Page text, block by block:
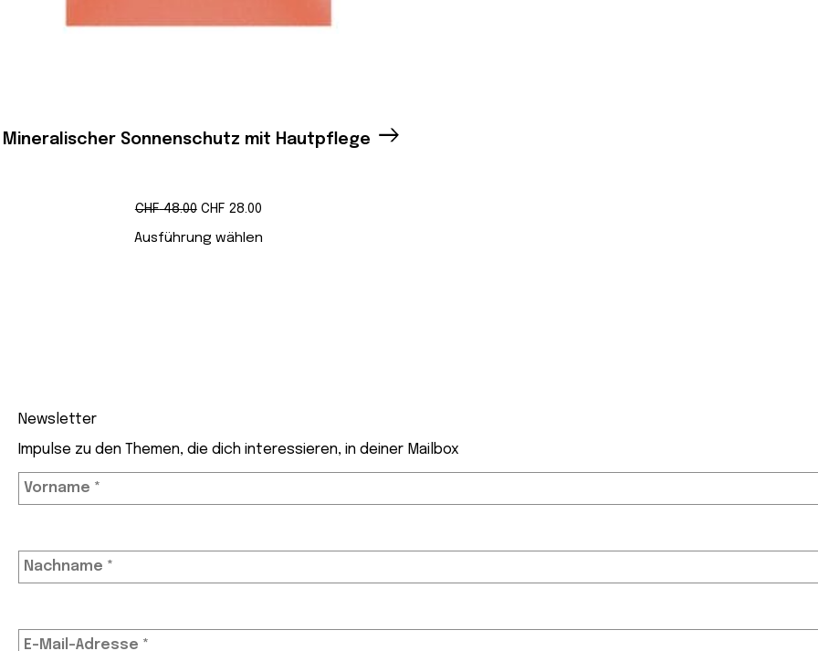
Mineralischer Sonnenschutz mit Hautpflege
CHF48.00 Ursprünglicher
war:
CHF 28.00Aktueller
ist:
Ausführung wählen
Newsletter
Impulse zu den Themen, die dich interessieren, in deiner Mailbox